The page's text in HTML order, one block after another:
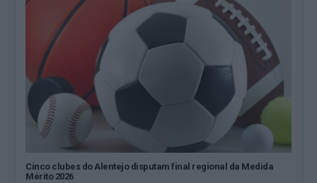
Cinco clubes do Alentejo disputam final regional da Medida
Mérito 2026